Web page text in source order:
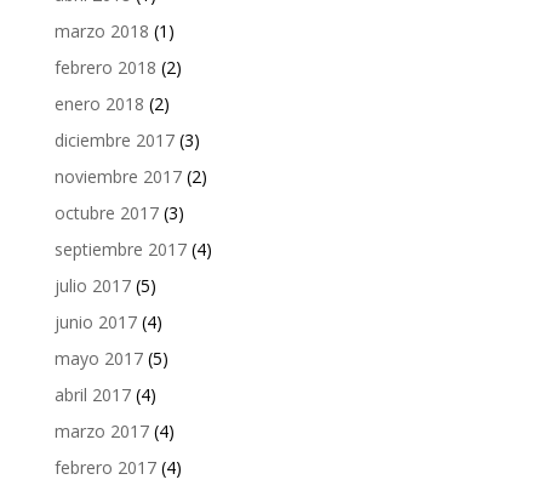
marzo 2018 (1)
febrero 2018 (2)
enero 2018 (2)
diciembre 2017(3)
noviembre 2017(2)
octubre 2017(3)
septiembre 2017(4)
julio 2017(5)
junio 2017(4)
mayo 2017(5)
abril 2017(4)
marzo 2017(4)
febrero 2017(4)